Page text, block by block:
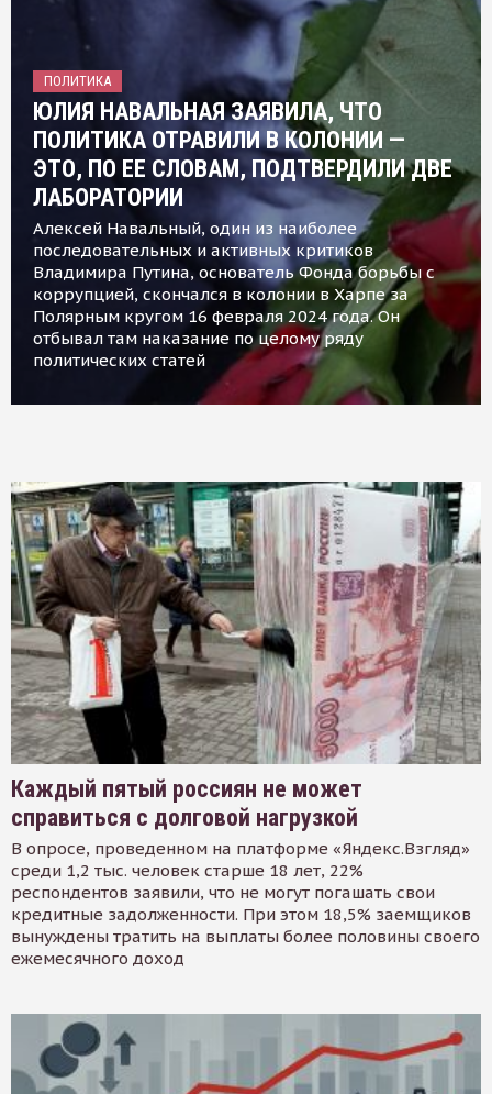
ПОЛИТИКА
ЮЛИЯ НАВАЛЬНАЯ ЗАЯВИЛА, ЧТО
ПОЛИТИКА ОТРАВИЛИ В КОЛОНИИ —
ЭТО, ПО ЕЕ СЛОВАМ, ПОДТВЕРДИЛИ ДВЕ
ЛАБОРАТОРИИ
Алексей Навальный, один из наиболее
последовательных и активных критиков
Владимира Путина, основатель Фонда борьбы с
коррупцией, скончался в колонии в Харпе за
Полярным кругом 16 февраля 2024 года. Он
отбывал там наказание по целому ряду
политических статей
Каждый пятый россиян не может
справиться с долговой нагрузкой
В опросе, проведенном на платформе «Яндекс.Взгляд»
среди 1,2 тыс. человек старше 18 лет, 22%
респондентов заявили, что не могут погашать свои
кредитные задолженности. При этом 18,5% заемщиков
вынуждены тратить на выплаты более половины своего
ежемесячного доход